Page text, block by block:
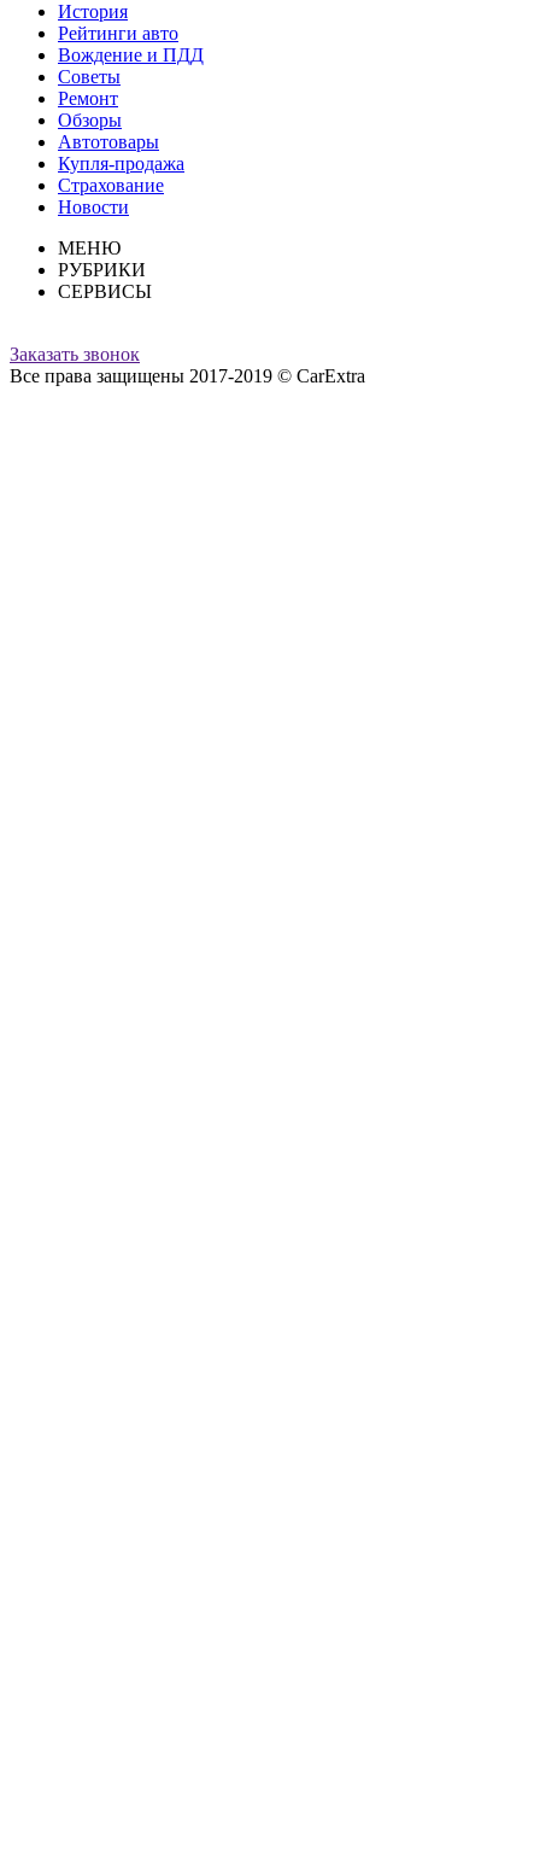
История
Рейтинги авто
Вождение и ПДД
Советы
Ремонт
Обзоры
Автотовары
Купля-продажа
Страхование
Новости
МЕНЮ
РУБРИКИ
СЕРВИСЫ
Заказать звонок
Все права защищены 2017-2019 © CarExtra